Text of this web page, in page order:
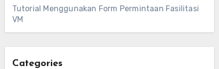
Tutorial Menggunakan Form Permintaan Fasilitasi
VM
Categories